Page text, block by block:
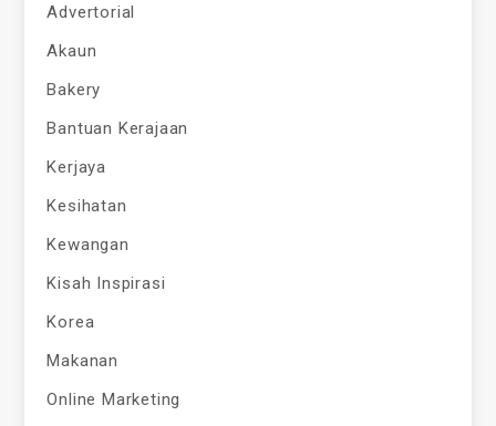
Advertorial
Akaun
Bakery
Bantuan Kerajaan
Kerjaya
Kesihatan
Kewangan
Kisah Inspirasi
Korea
Makanan
Online Marketing